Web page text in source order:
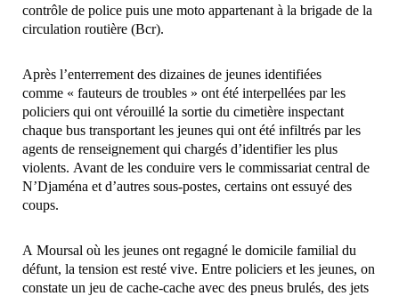
contrôle de police puis une moto appartenant à la brigade de la
circulation routière (Bcr).
Après l’enterrement des dizaines de jeunes identifiées
comme « fauteurs de troubles » ont été interpellées par les
policiers qui ont vérouillé la sortie du cimetière inspectant
chaque bus transportant les jeunes qui ont été infiltrés par les
agents de renseignement qui chargés d’identifier les plus
violents. Avant de les conduire vers le commissariat central de
N’Djaména et d’autres sous-postes, certains ont essuyé des
coups.
A Moursal où les jeunes ont regagné le domicile familial du
défunt, la tension est resté vive. Entre policiers et les jeunes, on
constate un jeu de cache-cache avec des pneus brulés, des jets